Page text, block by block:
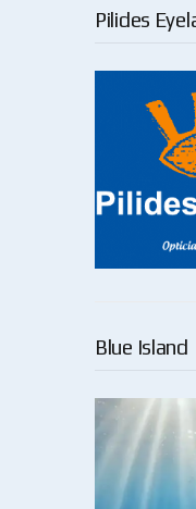
Pilides
Blue Island